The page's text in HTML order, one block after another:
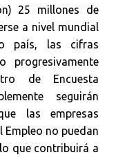
25 millones de
a nivel mundial
país, las cifras
progresivamente
de Encuesta
seguirán
las empresas
Empleo no puedan
que contribuirá a